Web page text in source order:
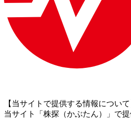
【当サイトで提供する情報について
当サイト「株探（かぶたん）」で